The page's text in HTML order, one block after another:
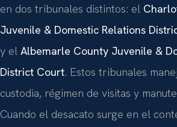
en dos tribunales distintos: el
Juvenile & Domestic Relations
y el Albemarle County Juvenile &
District Court. Estos tribunales
custodia, régimen de visitas y
Cuando el desacato surge en el